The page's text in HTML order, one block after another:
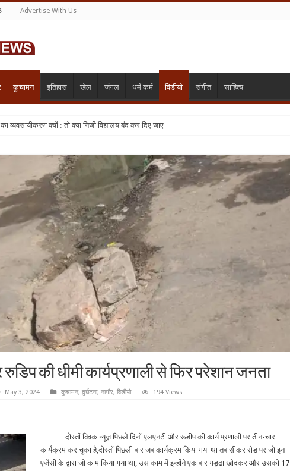
Advertise With Us
कुचामन इतिहास खेल जंगल धर्म कर्म विडीयो संगीत साहित्य
का व्यवसायीकरण क्यों : तो क्या निजी विद्यालय बंद कर दिए जाए
: साढ़े तीन वर्ष की बच्ची से दुष्कर्म के मामले ने पकड़ा तूल ,धरना प्रदर्शन जारी
की धीमी कार्यप्रणाली से फिर परेशान जनता
May 3, 2024 कुचामन, दुर्घटना, नागौर, विडीयो 194 Views
दोस्तों क्विक न्यूज़ पिछले दिनों एलएनटी और रूडीप की कार्य प्रणाली पर तीन-चार
कार्यक्रम कर चुका है,दोस्तों पिछली बार जब कार्यक्रम किया गया था तब सीकर रोड पर जो इन
एजेंसी के द्वारा जो काम किया गया था, उस काम में इन्होंने एक बार गड्ढा खोदकर और उसको 17